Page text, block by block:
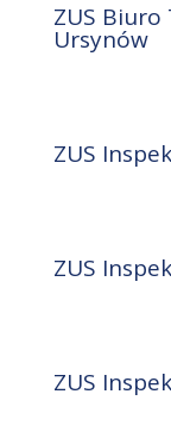
ZUS
Ursynów
ZUS
ZUS
ZUS